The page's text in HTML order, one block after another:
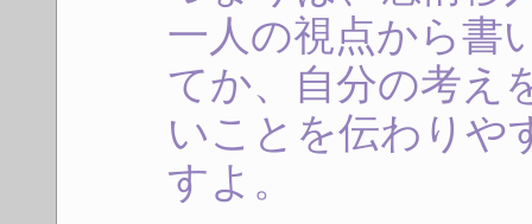
一人の視点から書
てか、自分の考え
いことを伝わりや
すよ。